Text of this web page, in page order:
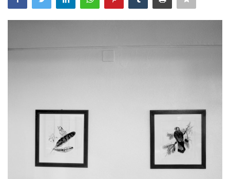
Sobre Nós
Educação